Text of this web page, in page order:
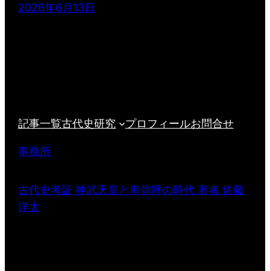
2026年6月13日
記事一覧古代史研究 プロフィールお問合せ
事務所
古代史考証 神武天皇と卑弥呼の時代 著者 佐藤
洋太